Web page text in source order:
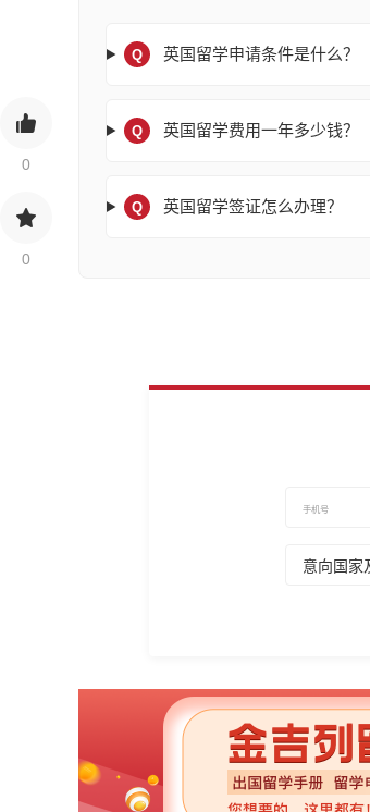
0
0
Q 英国留学申请条件是什么？
Q 英国留学费用一年多少钱？
Q 英国留学签证怎么办理？
意向国家